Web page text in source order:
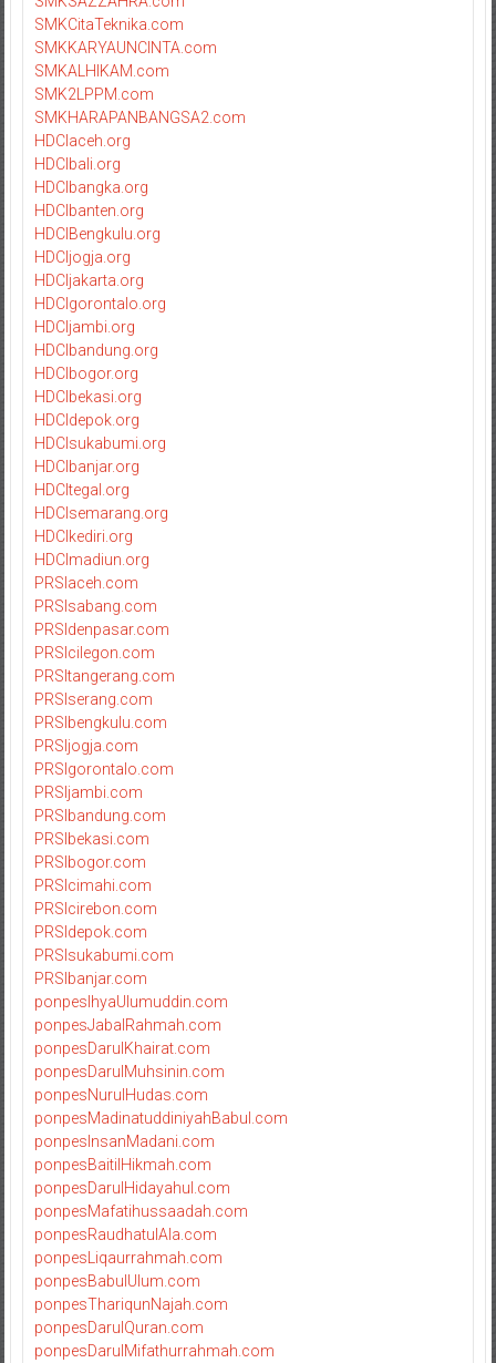
SMKCitaTeknika.com
SMKKARYAUNCINTA.com
SMKALHIKAM.com
SMK2LPPM.com
SMKHARAPANBANGSA2.com
HDCIaceh.org
HDCIbali.org
HDCIbangka.org
HDCIbanten.org
HDCIBengkulu.org
HDCIjogja.org
HDCIjakarta.org
HDCIgorontalo.org
HDCIjambi.org
HDCIbandung.org
HDCIbogor.org
HDCIbekasi.org
HDCIdepok.org
HDCIsukabumi.org
HDCIbanjar.org
HDCItegal.org
HDCIsemarang.org
HDCIkediri.org
HDCImadiun.org
PRSIaceh.com
PRSIsabang.com
PRSIdenpasar.com
PRSIcilegon.com
PRSItangerang.com
PRSIserang.com
PRSIbengkulu.com
PRSIjogja.com
PRSIgorontalo.com
PRSIjambi.com
PRSIbandung.com
PRSIbekasi.com
PRSIbogor.com
PRSIcimahi.com
PRSIcirebon.com
PRSIdepok.com
PRSIsukabumi.com
PRSIbanjar.com
ponpesIhyaUlumuddin.com
ponpesJabalRahmah.com
ponpesDarulKhairat.com
ponpesDarulMuhsinin.com
ponpesNurulHudas.com
ponpesMadinatuddiniyahBabul.com
ponpesInsanMadani.com
ponpesBaitilHikmah.com
ponpesDarulHidayahul.com
ponpesMafatihussaadah.com
ponpesRaudhatulAla.com
ponpesLiqaurrahmah.com
ponpesBabulUlum.com
ponpesThariqunNajah.com
ponpesDarulQuran.com
ponpesDarulMifathurrahmah.com